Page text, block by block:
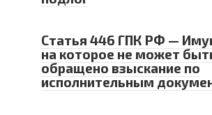
Статья 446 ГПК РФ —
на которое не может
обращено взыскание по
исполнительным